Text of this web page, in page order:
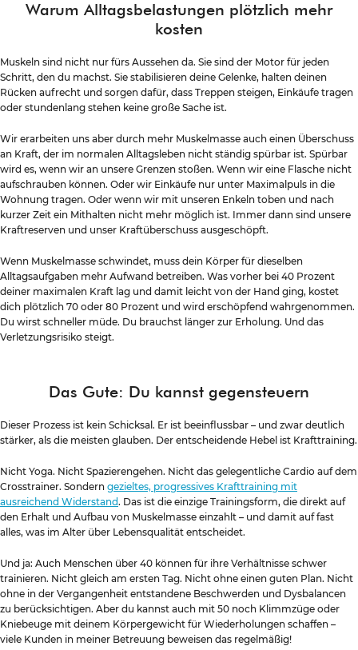
Warum Alltagsbelastungen plötzlich mehr
kosten
Muskeln sind nicht nur fürs Aussehen da. Sie sind der Motor für jeden
Schritt, den du machst. Sie stabilisieren deine Gelenke, halten deinen
Rücken aufrecht und sorgen dafür, dass Treppen steigen, Einkäufe tragen
oder stundenlang stehen keine große Sache ist.
Wir erarbeiten uns aber durch mehr Muskelmasse auch einen Überschuss
an Kraft, der im normalen Alltagsleben nicht ständig spürbar ist. Spürbar
wird es, wenn wir an unsere Grenzen stoßen. Wenn wir eine Flasche nicht
aufschrauben können. Oder wir Einkäufe nur unter Maximalpuls in die
Wohnung tragen. Oder wenn wir mit unseren Enkeln toben und nach
kurzer Zeit ein Mithalten nicht mehr möglich ist. Immer dann sind unsere
Kraftreserven und unser Kraftüberschuss ausgeschöpft.
Wenn Muskelmasse schwindet, muss dein Körper für dieselben
Alltagsaufgaben mehr Aufwand betreiben. Was vorher bei 40 Prozent
deiner maximalen Kraft lag und damit leicht von der Hand ging, kostet
dich plötzlich 70 oder 80 Prozent und wird erschöpfend wahrgenommen.
Du wirst schneller müde. Du brauchst länger zur Erholung. Und das
Verletzungsrisiko steigt.
Das Gute: Du kannst gegensteuern
Dieser Prozess ist kein Schicksal. Er ist beeinflussbar – und zwar deutlich
stärker, als die meisten glauben. Der entscheidende Hebel ist Krafttraining.
Nicht Yoga. Nicht Spazierengehen. Nicht das gelegentliche Cardio auf dem
Crosstrainer. Sondern gezieltes, progressives Krafttraining mit
ausreichend Widerstand. Das ist die einzige Trainingsform, die direkt auf
den Erhalt und Aufbau von Muskelmasse einzahlt – und damit auf fast
alles, was im Alter über Lebensqualität entscheidet.
Und ja: Auch Menschen über 40 können für ihre Verhältnisse schwer
trainieren. Nicht gleich am ersten Tag. Nicht ohne einen guten Plan. Nicht
ohne in der Vergangenheit entstandene Beschwerden und Dysbalancen
zu berücksichtigen. Aber du kannst auch mit 50 noch Klimmzüge oder
Kniebeuge mit deinem Körpergewicht für Wiederholungen schaffen –
viele Kunden in meiner Betreuung beweisen das regelmäßig!